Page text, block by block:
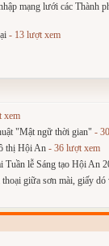
mạng lưới các Thành
- 13 lượt xem
xem
"Mật ngữ thời gian" -
thị Hội An - 36 lượt xem
Tuần lễ Sáng tạo Hội An
giữa sơn mài, giấy dó